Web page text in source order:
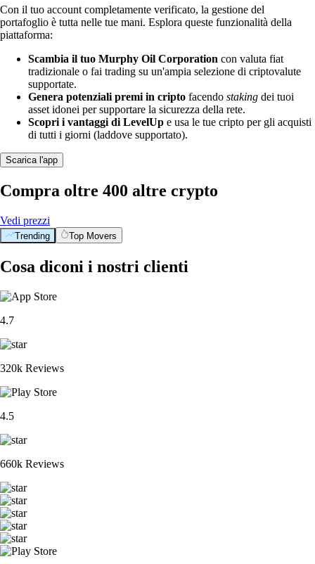
Con il tuo account completamente verificato, la gestione del
portafoglio è tutta nelle tue mani. Esplora queste funzionalità della
piattaforma:
Scambia il tuo Murphy Oil Corporation con valuta fiat
tradizionale o fai trading su un'ampia selezione di criptovalute
supportate.
Genera potenziali premi in cripto facendo staking dei tuoi
asset idonei per supportare la sicurezza della rete.
Scopri i vantaggi di LevelUp e usa le tue cripto per gli acquisti
di tutti i giorni (laddove supportato).
Scarica l'app
Compra oltre 400 altre crypto
Vedi prezzi
Trending Top Movers
Cosa diconi i nostri clienti
4.7
320k Reviews
4.5
660k Reviews